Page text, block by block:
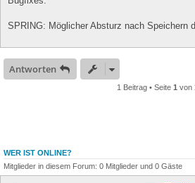
SPRING: Möglicher Absturz nach Speichern
Antworten
1 Beitrag • Seite 1 von
WER IST ONLINE?
Mitglieder in diesem Forum: 0 Mitglieder und 0 Gäste